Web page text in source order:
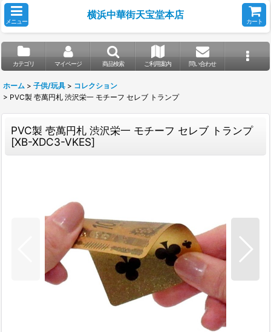
メニュー
横浜中華街天宝堂本店
カート
カテゴリ マイページ 商品検索 ご利用案内 問い合わせ
ホーム > 子供/玩具 > コレクション
> PVC製 壱萬円札 渋沢栄一 モチーフ セレブ トランプ
PVC製 壱萬円札 渋沢栄一 モチーフ セレブ トランプ
[XB-XDC3-VKES]